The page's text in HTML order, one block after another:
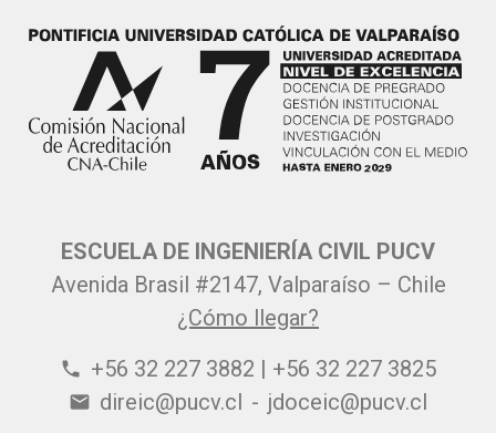
ESCUELA DE INGENIERÍA CIVIL PUCV
Avenida Brasil #2147, Valparaíso – Chile
¿Cómo llegar?
phone +56 32 227 3882 | +56 32 227 3825
email direic@pucv.cl - jdoceic@pucv.cl